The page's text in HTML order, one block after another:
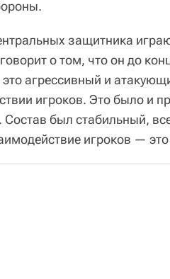
защитника
о том, что он до
агрессивный и
игроков. Это было и
. Состав был стабильный,
игроков —